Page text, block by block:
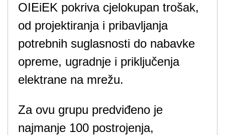
OIEiEK pokriva cjelokupan trošak,
od projektiranja i pribavljanja
potrebnih suglasnosti do nabavke
opreme, ugradnje i priključenja
elektrane na mrežu.
Za ovu grupu predviđeno je
najmanje 100 postrojenja,